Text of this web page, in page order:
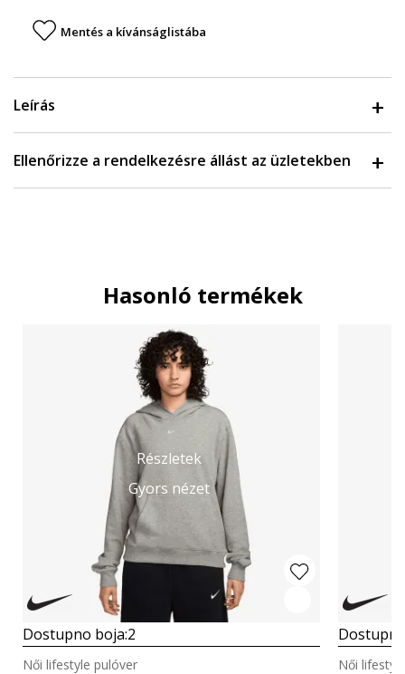
Mentés a kívánságlistába
Leírás
Ellenőrizze a rendelkezésre állást az üzletekben
Hasonló termékek
Részletek
Gyors nézet
Dostupno boja:2
Női lifestyle pulóver Női